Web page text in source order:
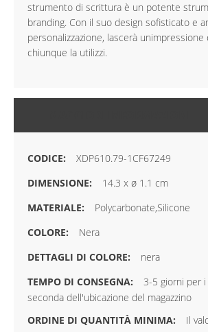
strumento di scrittura è un potente
branding. Con il suo design sofisticato e
personalizzazione, lascerà unimpressione
chiunque la utilizzi.
XDP610.79-1CF67249
14.3 x ø 1.1 cm
Polycarbonate,Silicone
Nera
nera
3-5 giorni per
seconda dell'ubicazione del magazzino
Il